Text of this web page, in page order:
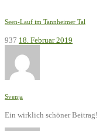
Seen-Lauf im Tannheimer Tal
937 18. Februar 2019
Svenja
Ein wirklich schöner Beitrag!